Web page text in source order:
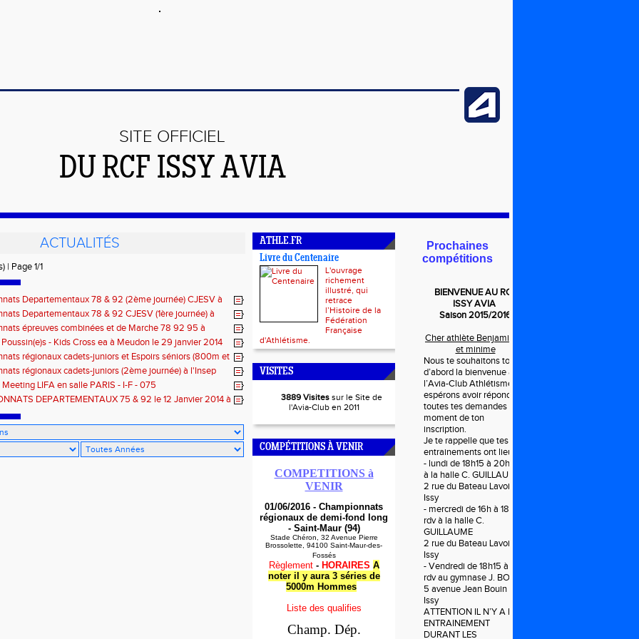
SITE OFFICIEL
DU RCF ISSY AVIA
ACTUALITÉS
| Page 1/1
Departementaux 78 & 92 (2ème journée) CJESV à
le 5/12/2015
Departementaux 78 & 92 CJESV (1ère journée) à
(22/11/2015)
épreuves combinées et de Marche 78 92 95 à
le 12/12/2015
Poussin(e)s - Kids Cross ea à Meudon le 29 janvier 2014
régionaux cadets-juniors et Espoirs séniors (800m et
journée) à Eaubonne
régionaux cadets-juniors (2ème journée) à l'Insep
Meeting LIFA en salle PARIS - I-F - 075
DEPARTEMENTAUX 75 & 92 le 12 Janvier 2014 à
ATHLE.FR
Livre du Centenaire
L'ouvrage
richement
illustré, qui
retrace
l’Histoire de la
Fédération
Française
d'Athlétisme.
VISITES
3889 Visitessur le Site de
l'Avia-Club en 2011
COMPÉTITIONS À VENIR
COMPETITIONS à
VENIR
01/06/2016 - Championnats
régionaux de demi-fond long
- Saint-Maur (94)
Stade Chéron, 32 Avenue Pierre
Brossolette, 94100 Saint-Maur-des-
Fossés
Règlement - HORAIRES A
noter il y aura 3 séries de
5000m Hommes
Liste des qualifies
Champ. Dép.
Prochaines
compétitions
BIENVENUEAU RCF
ISSY AVIA
Saison 2015/2016
Cher athlète Benjamin (e)
et minime
Nous te souhaitons tout
d’abord la bienvenue à
l’Avia-Club Athlétisme et
espérons avoir répondu à
toutes tes demandes au
moment de ton
inscription.
Je te rappelle que tes
entrainements ont lieu le :
- lundi de 18h15 à 20h rdv
à la halle C. GUILLAUME
2 rue du Bateau Lavoir à
Issy
- mercredi de 16h à 18h
rdv à la halle C.
GUILLAUME
2 rue du Bateau Lavoir à
Issy
- Vendredi de 18h15 à 20h
rdv au gymnase J. BOUIN
5 avenue Jean Bouin à
Issy
ATTENTION IL N’Y A PAS
ENTRAINEMENT
DURANT LES